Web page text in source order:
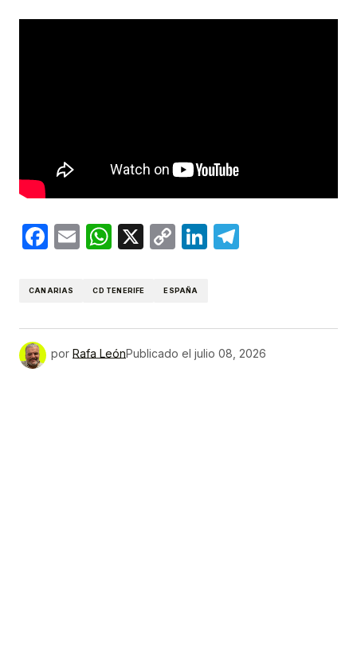
Facebook
EmailWhatsApp
X
CopyLinkedIn
CANARIAS CD TENERIFE ESPAÑA
por Rafa LeónPublicado el julio 08, 2026